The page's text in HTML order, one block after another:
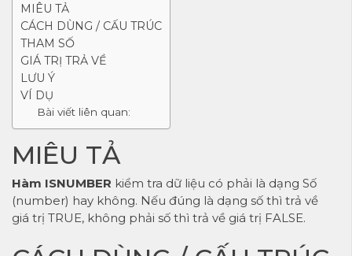
MIÊU TẢ
CÁCH DÙNG / CẤU TRÚC
THAM SỐ
GIÁ TRỊ TRẢ VỀ
LƯU Ý
VÍ DỤ
Bài viết liên quan:
MIÊU TẢ
Hàm ISNUMBER kiểm tra dữ liệu có phải là dạng Số
(number) hay không. Nếu đúng là dạng số thì trả về
giá trị TRUE, không phải số thì trả về giá trị FALSE.